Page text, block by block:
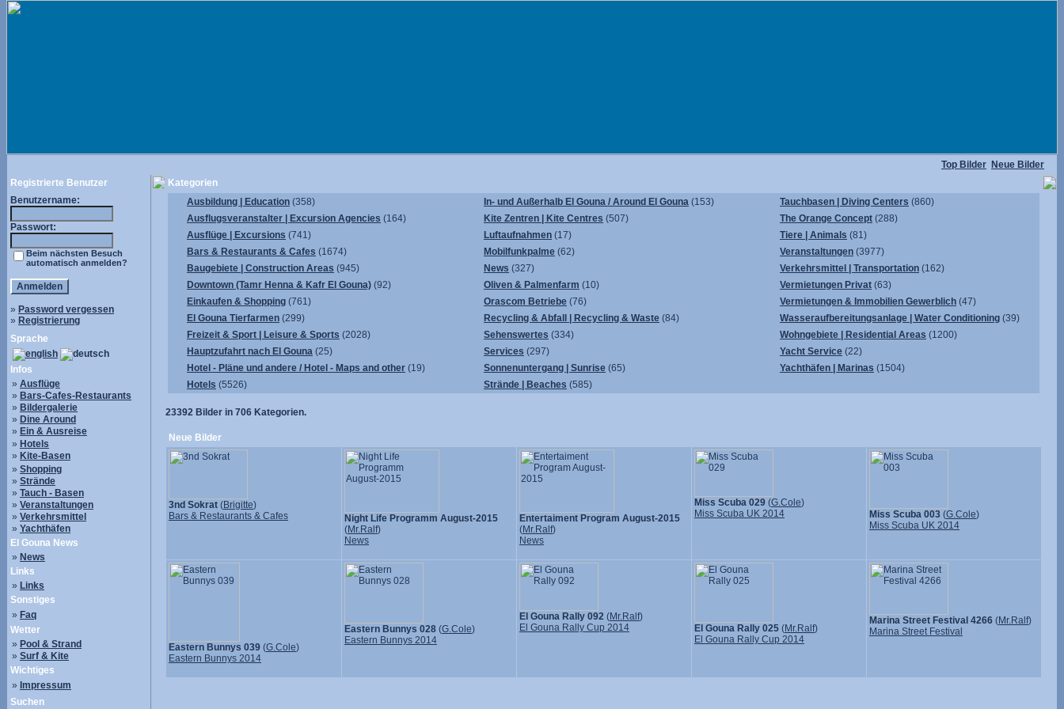
Top Bilder Neue Bilder
Registrierte Benutzer
Benutzername:
Passwort:
Beim nächsten Besuch
automatisch anmelden?
» Password vergessen
» Registrierung
Sprache
Infos
» Ausflüge
» Bars-Cafes-Restaurants
» Bildergalerie
» Dine Around
» Ein & Ausreise
» Hotels
» Kite-Basen
» Shopping
» Strände
» Tauch - Basen
» Veranstaltungen
» Verkehrsmittel
» Yachthäfen
El Gouna News
» News
Links
» Links
Sonstiges
» Faq
Wetter
» Pool & Strand
» Surf & Kite
Wichtiges
» Impressum
Suchen
Kategorien
Ausbildung | Education (358)
Ausflugsveranstalter | Excursion Agencies (164)
Ausflüge | Excursions (741)
Bars & Restaurants & Cafes (1674)
Baugebiete | Construction Areas (945)
Downtown (Tamr Henna & Kafr El Gouna) (92)
Einkaufen & Shopping (761)
El Gouna Tierfarmen (299)
Freizeit & Sport | Leisure & Sports (2028)
Hauptzufahrt nach El Gouna (25)
Hotel - Pläne und andere / Hotel - Maps and other (19)
Hotels (5526)
In- und Außerhalb El Gouna / Around El Gouna (153)
Kite Zentren | Kite Centres (507)
Luftaufnahmen (17)
Mobilfunkpalme (62)
News (327)
Oliven & Palmenfarm (10)
Orascom Betriebe (76)
Recycling & Abfall | Recycling & Waste (84)
Sehenswertes (334)
Services (297)
Sonnenuntergang | Sunrise (65)
Strände | Beaches (585)
Tauchbasen | Diving Centers (860)
The Orange Concept (288)
Tiere | Animals (81)
Veranstaltungen (3977)
Verkehrsmittel | Transportation (162)
Vermietungen Privat (63)
Vermietungen & Immobilien Gewerblich (47)
Wasseraufbereitungsanlage | Water Conditioning (39)
Wohngebiete | Residential Areas (1200)
Yacht Service (22)
Yachthäfen | Marinas (1504)
23392 Bilder in 706 Kategorien.
Neue Bilder
3nd Sokrat (Brigitte)
Bars & Restaurants & Cafes
Night Life Programm August-2015
(Mr.Ralf)
News
Entertaiment Program August-2015
(Mr.Ralf)
News
Miss Scuba 029 (G.Cole)
Miss Scuba UK 2014
Miss Scuba 003 (G.Cole)
Miss Scuba UK 2014
Eastern Bunnys 039 (G.Cole)
Eastern Bunnys 2014
Eastern Bunnys 028 (G.Cole)
Eastern Bunnys 2014
El Gouna Rally 092 (Mr.Ralf)
El Gouna Rally Cup 2014
El Gouna Rally 025 (Mr.Ralf)
El Gouna Rally Cup 2014
Marina Street Festival 4266 (Mr.Ralf)
Marina Street Festival